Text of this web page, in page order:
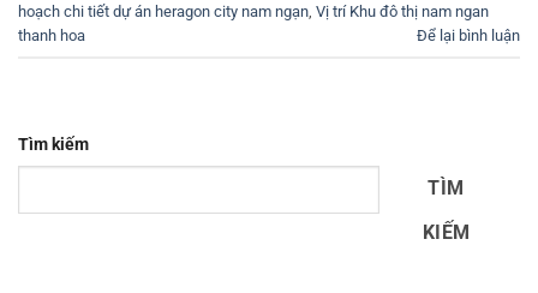
hoạch chi tiết dự án heragon city nam ngạn Vị trí Khu đô thị nam ngan
thanh hoa
Để lại bình luận
Tìm kiếm
TÌM
KIẾM